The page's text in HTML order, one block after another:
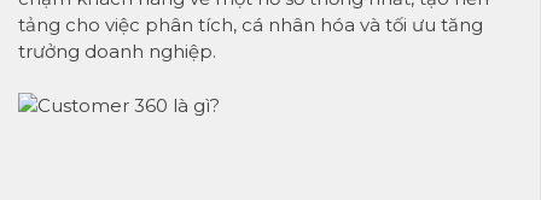
tảng cho việc phân tích, cá nhân hóa và tối ưu tăng
trưởng doanh nghiệp.